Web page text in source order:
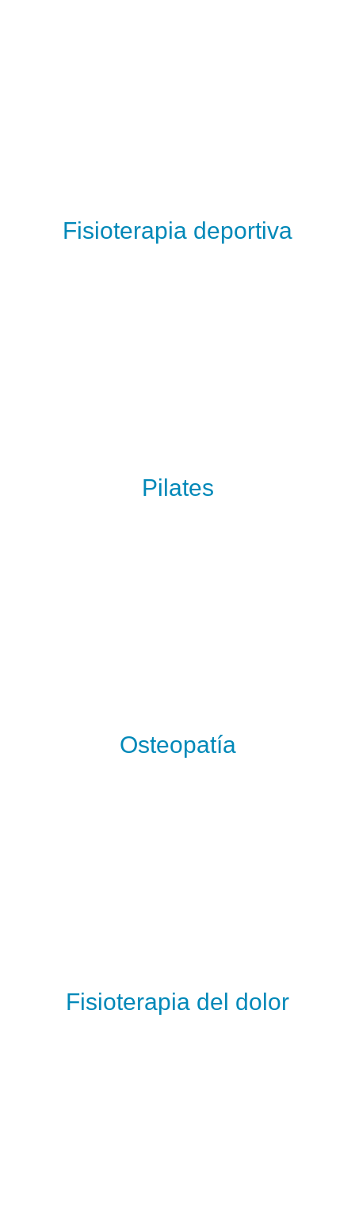
Fisioterapia deportiva
Pilates
Osteopatía
Fisioterapia del dolor